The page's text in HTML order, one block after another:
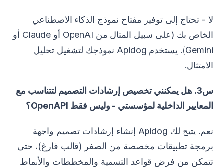
لا - تحتاج إلى توفير مفتاح نموذج الذكاء الاصطناعي
الخاص بك (على سبيل المثال من OpenAI أو Claude أو
Gemini). يستخدم Apidog نموذجك لتشغيل تحليل
الامتثال.
س3. هل يمكنني تخصيص إرشادات التصميم لتتناسب مع
المعايير الداخلية لمؤسستي - وليس فقط OpenAPI؟
نعم. يتيح لك Apidog إنشاء إرشادات تصميم واجهة
برمجة تطبيقات مخصصة من الصفر (قالب فارغ)، حتى
تتمكن من فرض قواعد التسمية والمخططات والأنماط